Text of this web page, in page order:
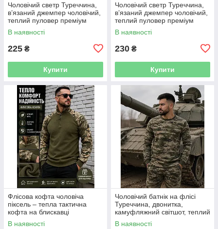
Чоловічий светр Туреччина,
в’язаний джемпер чоловічий,
теплий пуловер преміум
якості, повсякденний светр
M-XXL
В наявності
225 ₴
Купити
Чоловічий светр Туреччина,
в’язаний джемпер чоловічий,
теплий пуловер преміум
якості, повсякденний светр
M-XXL
В наявності
230 ₴
Купити
Флісова кофта чоловіча
піксель – тепла тактична
кофта на блискавці
В наявності
Чоловічий батнік на флісі
Туреччина, двонитка,
камуфляжний світшот, теплий
чоловічий джемпер M-XXL
В наявності